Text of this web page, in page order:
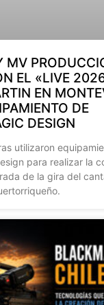
MV
EL «LIVE
EN
DE
DESIGN
utilizaron
para realizar la
de la gira del